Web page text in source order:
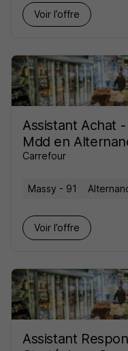
Voir l’offre
Assistant Achat
Mdd en
Carrefour
Massy - 91
Voir l’offre
Assistant